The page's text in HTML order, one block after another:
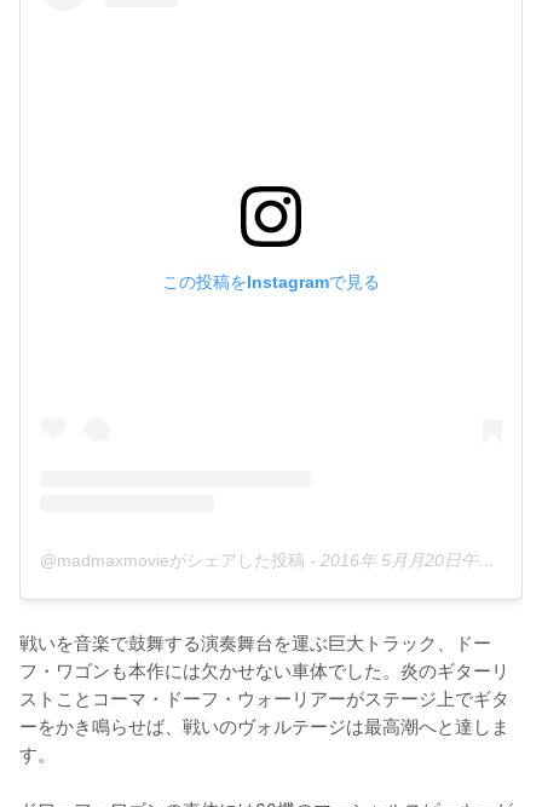
この投稿をInstagramで見る
@madmaxmovieがシェアした投稿 - 2016年 5月月20日午前5時26分PDT
戦いを音楽で鼓舞する演奏舞台を運ぶ巨大トラック、ドー
フ・ワゴンも本作には欠かせない車体でした。炎のギターリ
ストことコーマ・ドーフ・ウォーリアーがステージ上でギタ
ーをかき鳴らせば、戦いのヴォルテージは最高潮へと達しま
す。